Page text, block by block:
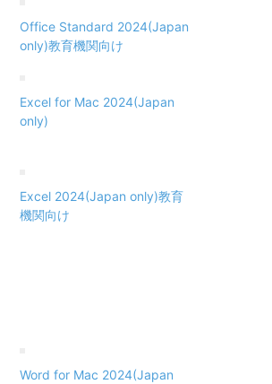
Office Standard 2024(Japan
only)教育機関向け
Excel for Mac 2024(Japan
only)
Excel 2024(Japan only)教育
機関向け
Word for Mac 2024(Japan